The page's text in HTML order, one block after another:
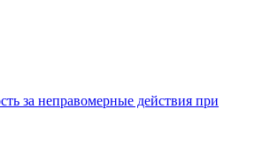
за неправомерные действия при